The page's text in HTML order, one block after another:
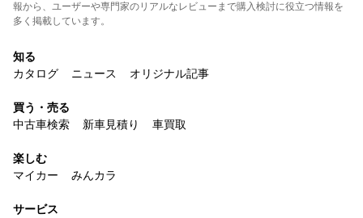
報から、ユーザーや専門家のリアルなレビューまで購入検討に役立つ情報を
多く掲載しています。
知る
カタログ
ニュース オリジナル記事
買う・売る
中古車検索
新車見積り 車買取
楽しむ
マイカー
みんカラ
サービス